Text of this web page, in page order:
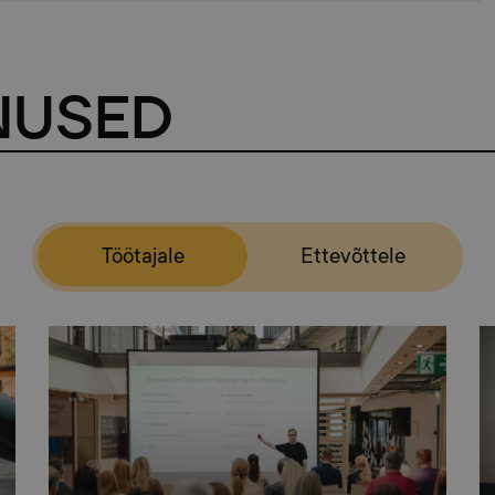
Töötajale Ettevõttele